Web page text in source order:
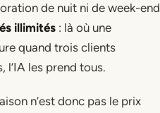
de nuit ni de week-
illimités : là où une
quand trois clients
l’IA les prend tous.
n’est donc pas le prix